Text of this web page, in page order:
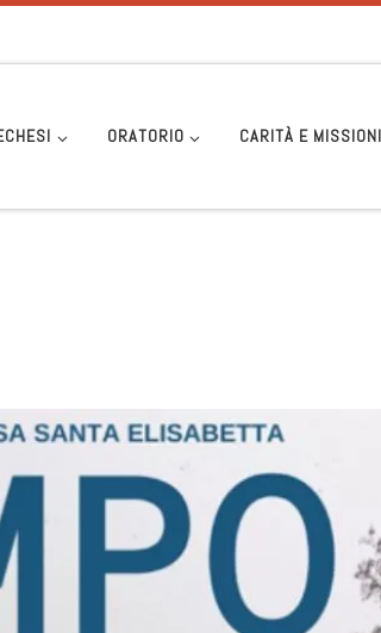
ORATORIO CARITÀ E MISSIONI